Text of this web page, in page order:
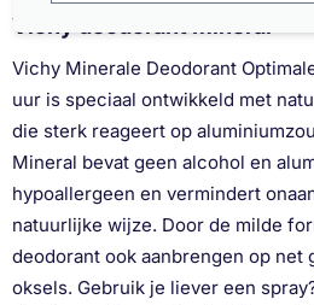
Vichy deodorant Mineral
Vichy Minerale Deodorant
uur is speciaal ontwikkeld met
die sterk reageert op
Mineral bevat geen alcohol en
hypoallergeen en vermindert
natuurlijke wijze. Door de milde
deodorant ook aanbrengen op net
oksels. Gebruik je liever een